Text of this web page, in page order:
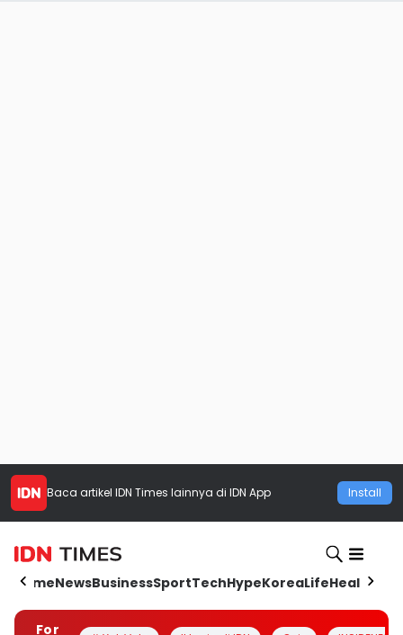
Baca artikel IDN Times lainnya di IDN App Install
HomeNewsBusinessSportTechHypeKoreaLifeHealth
For